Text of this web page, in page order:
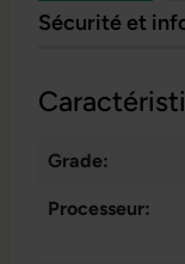
Sécurité et
Grade:
Processeur: